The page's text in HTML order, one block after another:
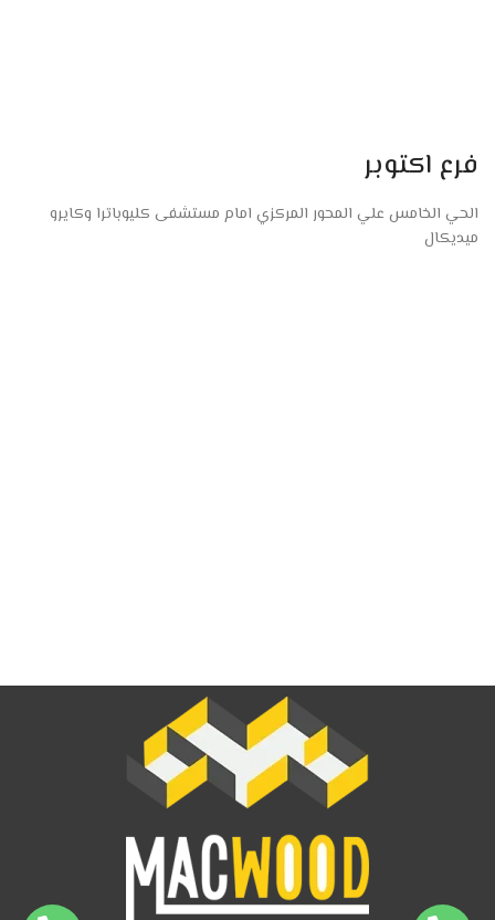
فرع اكتوبر
الحي الخامس علي المحور المركزي امام مستشفى كليوباترا وكايرو
ميديكال